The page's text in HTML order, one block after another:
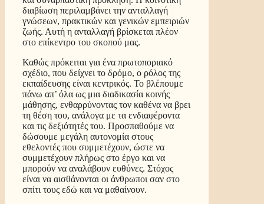
διαβίωση περιλαμβάνει την ανταλλαγή
γνώσεων, πρακτικών και γενικών εμπειριών
ζωής. Αυτή η ανταλλαγή βρίσκεται πλέον
στο επίκεντρο του σκοπού μας.
Καθώς πρόκειται για ένα πρωτοποριακό
σχέδιο, που δείχνει το δρόμο, ο ρόλος της
εκπαίδευσης είναι κεντρικός. Το βλέπουμε
πάνω απ’ όλα ως μια διαδικασία κοινής
μάθησης, ενθαρρύνοντας τον καθένα να βρει
τη θέση του, ανάλογα με τα ενδιαφέροντα
και τις δεξιότητές του. Προσπαθούμε να
δώσουμε μεγάλη αυτονομία στους
εθελοντές που συμμετέχουν, ώστε να
συμμετέχουν πλήρως στο έργο και να
μπορούν να αναλάβουν ευθύνες. Στόχος
είναι να αισθάνονται οι άνθρωποι σαν στο
σπίτι τους εδώ και να μαθαίνουν.